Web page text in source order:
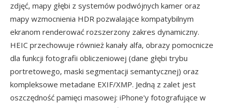
zdjęć, mapy głębi z systemów podwójnych kamer oraz
mapy wzmocnienia HDR pozwalające kompatybilnym
ekranom renderować rozszerzony zakres dynamiczny.
HEIC przechowuje również kanały alfa, obrazy pomocnicze
dla funkcji fotografii obliczeniowej (dane głębi trybu
portretowego, maski segmentacji semantycznej) oraz
kompleksowe metadane EXIF/XMP. Jedną z zalet jest
oszczędność pamięci masowej: iPhone'y fotografujące w